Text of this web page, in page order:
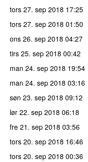
tors 27. sep 2018 17:25
tors 27. sep 2018 01:50
ons 26. sep 2018 04:27
tirs 25. sep 2018 00:42
man 24. sep 2018 19:54
man 24. sep 2018 03:16
søn 23. sep 2018 09:12
lør 22. sep 2018 06:18
fre 21. sep 2018 03:56
tors 20. sep 2018 16:46
tors 20. sep 2018 00:36